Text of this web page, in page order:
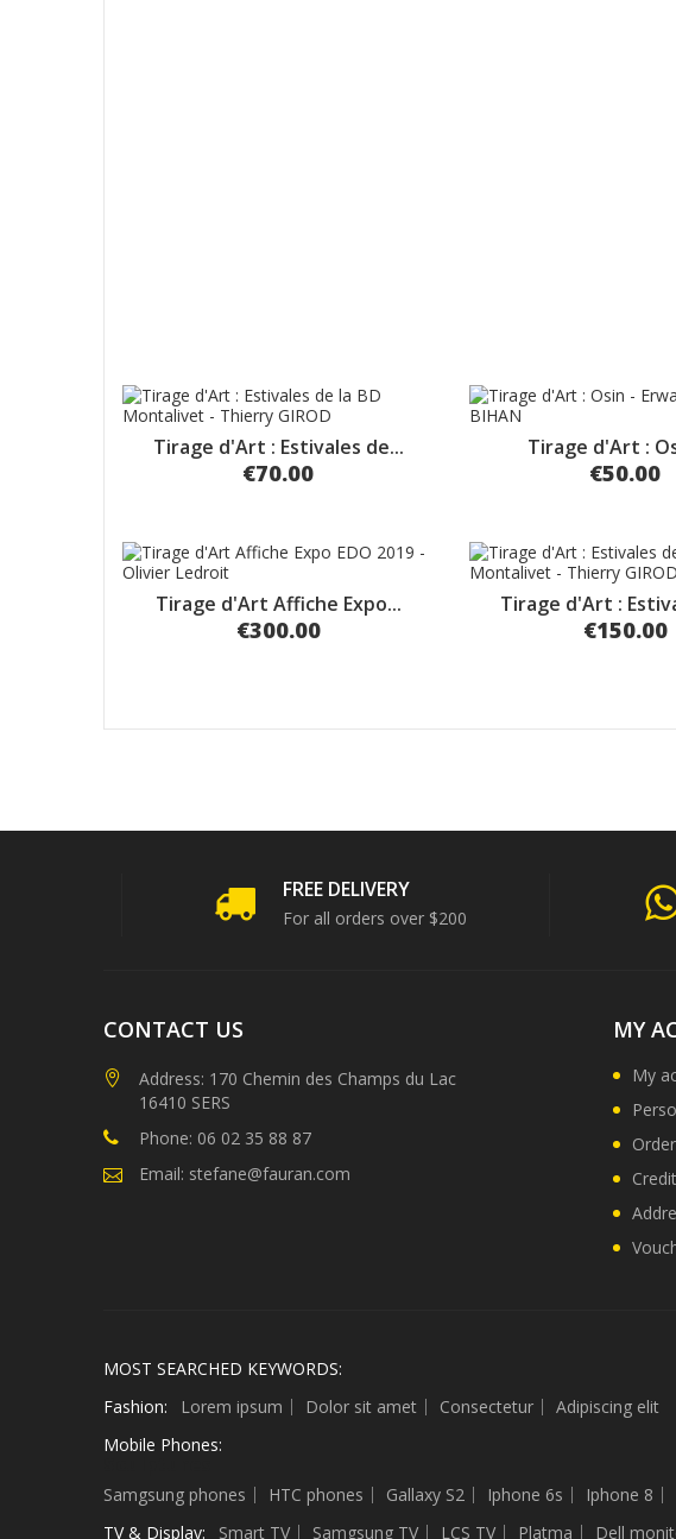
Tirage d'Art : Estivales de...
€70.00
Tirage d'Art :
€50.00
Tirage d'Art Affiche Expo...
€300.00
Tirage d'Art :
€150.00
FREE DELIVERY
For all orders over $200
CONTACT US
Address: 170 Chemin des Champs du Lac
16410 SERS
Phone: 06 02 35 88 87
Email: stefane@fauran.com
MY
My
MOST SEARCHED KEYWORDS:
Fashion:
Lorem ipsum Dolor sit amet Consectetur
Adipiscing elit
Mobile Phones:
Samgsung phones HTC phones Gallaxy S2 Iphone 6s Iphone 8
TV & Display:
Smart TV Samgsung TV LCS TV Platma Dell